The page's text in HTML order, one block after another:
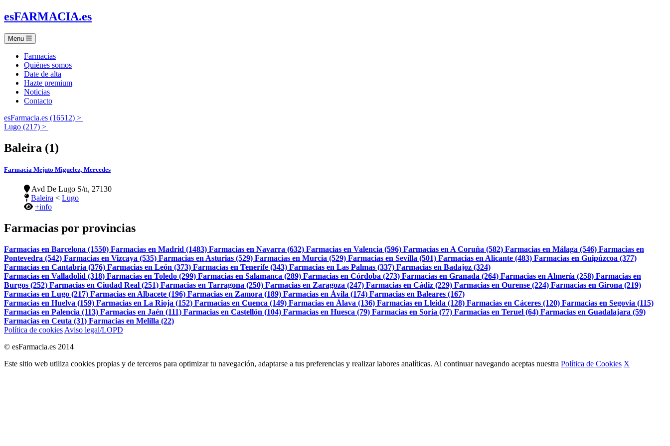
esFARMACIA.es
Menu
Farmacias
Quiénes somos
Date de alta
Hazte premium
Noticias
Contacto
esFarmacia.es (16512) >
Lugo (217) >
Baleira (1)
Farmacia Mejuto Miguelez, Mercedes
Avd De Lugo S/n, 27130
Baleira < Lugo
+info
Farmacias por provincias
Farmacias en Barcelona (1550) Farmacias en Madrid (1483) Farmacias en Navarra (632) Farmacias en Valencia (596) Farmacias en A Coruña (582) Farmacias en Málaga (546) Farmacias en
Pontevedra (542) Farmacias en Vizcaya (535) Farmacias en Asturias (529) Farmacias en Murcia (529) Farmacias en Sevilla (501) Farmacias en Alicante (483) Farmacias en Guipúzcoa (377)
Farmacias en Cantabria (376) Farmacias en León (373) Farmacias en Tenerife (343) Farmacias en Las Palmas (337) Farmacias en Badajoz (324)
Farmacias en Valladolid (318) Farmacias en Toledo (299) Farmacias en Salamanca (289) Farmacias en Córdoba (273) Farmacias en Granada (264) Farmacias en Almería (258) Farmacias en
Burgos (252) Farmacias en Ciudad Real (251) Farmacias en Tarragona (250) Farmacias en Zaragoza (247) Farmacias en Cádiz (229) Farmacias en Ourense (224) Farmacias en Girona (219)
Farmacias en Lugo (217) Farmacias en Albacete (196) Farmacias en Zamora (189) Farmacias en Ávila (174) Farmacias en Baleares (167)
Farmacias en Huelva (159) Farmacias en La Rioja (152) Farmacias en Cuenca (149) Farmacias en Álava (136) Farmacias en Lleida (128) Farmacias en Cáceres (120) Farmacias en Segovia (115)
Farmacias en Palencia (113) Farmacias en Jaén (111) Farmacias en Castellón (104) Farmacias en Huesca (79) Farmacias en Soria (77) Farmacias en Teruel (64) Farmacias en Guadalajara (59)
Farmacias en Ceuta (31) Farmacias en Melilla (22)
Política de cookies Aviso legal/LOPD
© esFarmacia.es 2014
Este sitio web utiliza cookies propias y de terceros para optimizar tu navegación, adaptarse a tus preferencias y realizar labores analíticas. Al continuar navegando aceptas nuestra Política de Cookies X